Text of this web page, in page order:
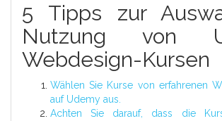
5 Tipps zur
Nutzung von
Webdesign-Kursen
Wählen Sie Kurse von erfahrenen
auf Udemy aus.
Achten Sie darauf, dass die